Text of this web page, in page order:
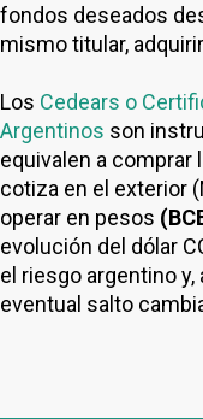
fondos deseados
mismo titular, adquirir
Los Cedears o
Argentinos son
equivalen a comprar
cotiza en el exterior
operar en pesos
evolución del dólar
el riesgo argentino y,
eventual salto